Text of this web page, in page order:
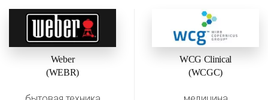
Weber
(WEBR)
WCG Clinical
(WCGC)